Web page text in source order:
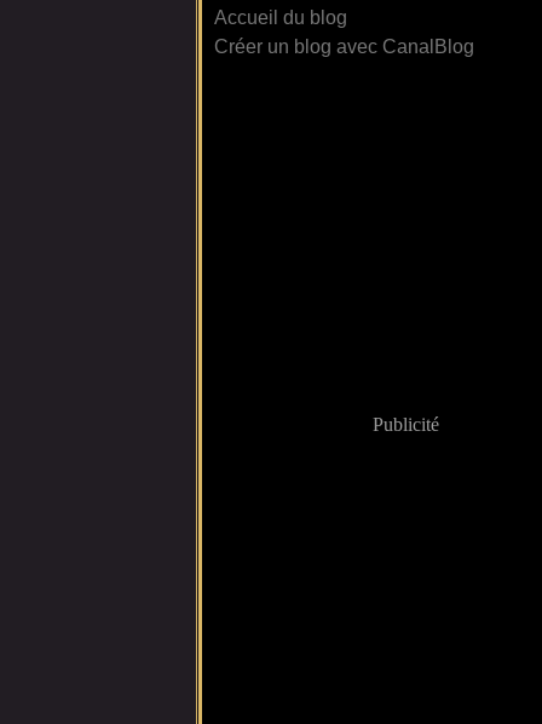
Accueil du blog
Créer un blog avec CanalBlog
Publicité